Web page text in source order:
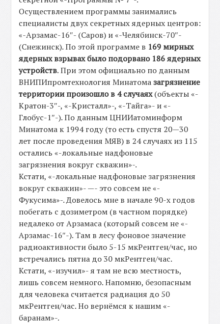
Осуществлением программы занимались
специалисты двух секретных ядерных центров:
«-Арзамас-16″- (Саров) и «-Челябинск-70″-
(Снежинск). По этой программе в 169 мирных
ядерных взрывах было подорвано 186 ядерных
устройств. При этом официально по данным
ВНИПИпромтехнология Минатомазагрязнение
территории произошло в 4 случаях(объекты «-
Кратон-3″-, «-Кристалл»-, «-Тайга»- и «-
Глобус-1″-). По данным ЦНИИатоминформ
Минатома к 1994 году (то есть спустя 20—30
лет после проведения МЯВ) в 24 случаях из 115
остались «-локальные надфоновые
загрязнения вокруг скважин»-.
Кстати, «-локальные надфоновые загрязнения
вокруг скважин»- —- это совсем не «-
Фукусима»-. Довелось мне в начале 90-х годов
побегать с дозиметром (в частном порядке)
недалеко от Арзамаса (который совсем не «-
Арзамас-16″-). Там в лесу фоновое значение
радиоактивности было 5-15 мкРентген/час, но
встречались пятна до 30 мкРентген/час.
Кстати, «-изучил»- я там не всю местность,
лишь совсем немного. Напомню, безопасным
для человека считается радиация до 50
мкРентген/час. Но вернёмся к нашим «-
баранам»-.